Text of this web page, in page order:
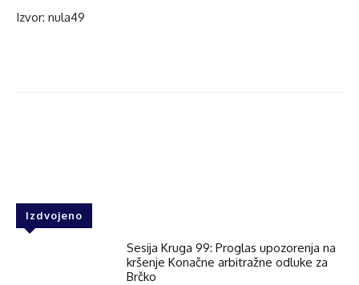
Izvor: nula49
Izdvojeno
Sesija Kruga 99: Proglas upozorenja na
kršenje Konačne arbitražne odluke za
Brčko